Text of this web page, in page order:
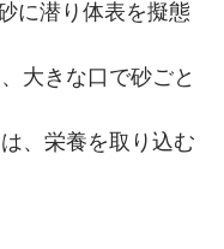
に潜り体表を擬態
大きな口で砂ごと
、栄養を取り込む